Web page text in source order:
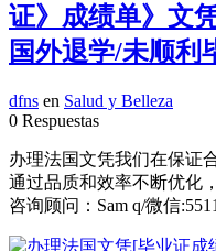
证》成绩单》文
国外退学/未顺利
dfns en Salud y Belleza
0 Respuestas
办理法国文凭我们在保证
通过品质和效率不断优化
咨询顾问：Sam q/微信